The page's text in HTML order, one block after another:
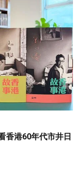
香港60年代市井日